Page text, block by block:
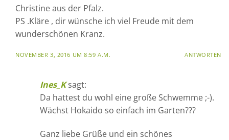
Christine aus der Pfalz.
PS .Kläre , dir wünsche ich viel Freude mit dem
wunderschönen Kranz.
NOVEMBER 3, 2016 UM 8:59 A.M. ANTWORTEN
Ines_K sagt:
Da hattest du wohl eine große Schwemme ;-).
Wächst Hokaido so einfach im Garten???
Ganz liebe Grüße und ein schönes